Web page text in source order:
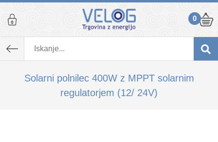
0
Solarni polnilec 400W z MPPT solarnim
regulatorjem (12/ 24V)
priporočamo tudi...